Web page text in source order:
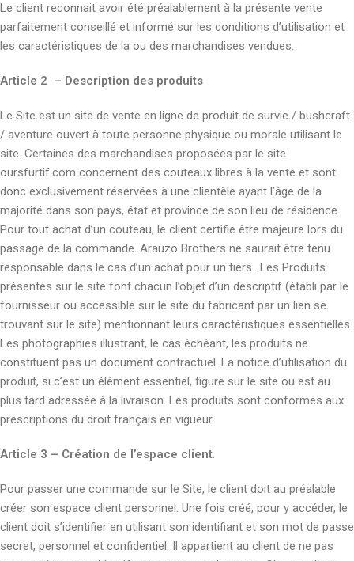
Le client reconnait avoir été préalablement à la présente vente
parfaitement conseillé et informé sur les conditions d’utilisation et
les caractéristiques de la ou des marchandises vendues.
Article 2 – Description des produits
Le Site est un site de vente en ligne de produit de survie / bushcraft
/ aventure ouvert à toute personne physique ou morale utilisant le
site. Certaines des marchandises proposées par le site
oursfurtif.com concernent des couteaux libres à la vente et sont
donc exclusivement réservées à une clientèle ayant l’âge de la
majorité dans son pays, état et province de son lieu de résidence.
Pour tout achat d’un couteau, le client certifie être majeure lors du
passage de la commande. Arauzo Brothers ne saurait être tenu
responsable dans le cas d’un achat pour un tiers.. Les Produits
présentés sur le site font chacun l’objet d’un descriptif (établi par le
fournisseur ou accessible sur le site du fabricant par un lien se
trouvant sur le site) mentionnant leurs caractéristiques essentielles.
Les photographies illustrant, le cas échéant, les produits ne
constituent pas un document contractuel. La notice d’utilisation du
produit, si c’est un élément essentiel, figure sur le site ou est au
plus tard adressée à la livraison. Les produits sont conformes aux
prescriptions du droit français en vigueur.
Article 3 – Création de l’espace client.
Pour passer une commande sur le Site, le client doit au préalable
créer son espace client personnel. Une fois créé, pour y accéder, le
client doit s’identifier en utilisant son identifiant et son mot de passe
secret, personnel et confidentiel. Il appartient au client de ne pas